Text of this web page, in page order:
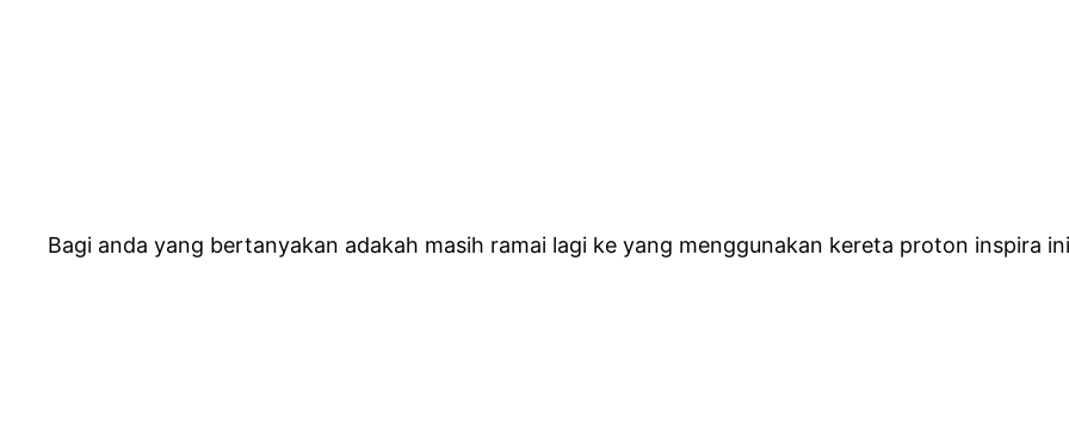
Bagi anda yang bertanyakan adakah masih ramai lagi ke yang menggunakan kereta proton inspira